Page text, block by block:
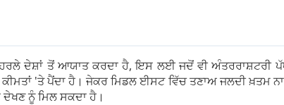
ਦੇਸ਼ਾਂ ਤੋਂ ਆਯਾਤ ਕਰਦਾ ਹੈ, ਇਸ ਲਈ ਜਦੋਂ ਵੀ ਅੰਤਰਰਾਸ਼ਟਰੀ
'ਤੇ ਪੈਂਦਾ ਹੈ। ਜੇਕਰ ਮਿਡਲ ਈਸਟ ਵਿੱਚ ਤਣਾਅ ਜਲਦੀ ਖ਼ਤਮ
ਦੇਖਣ ਨੂੰ ਮਿਲ ਸਕਦਾ ਹੈ।